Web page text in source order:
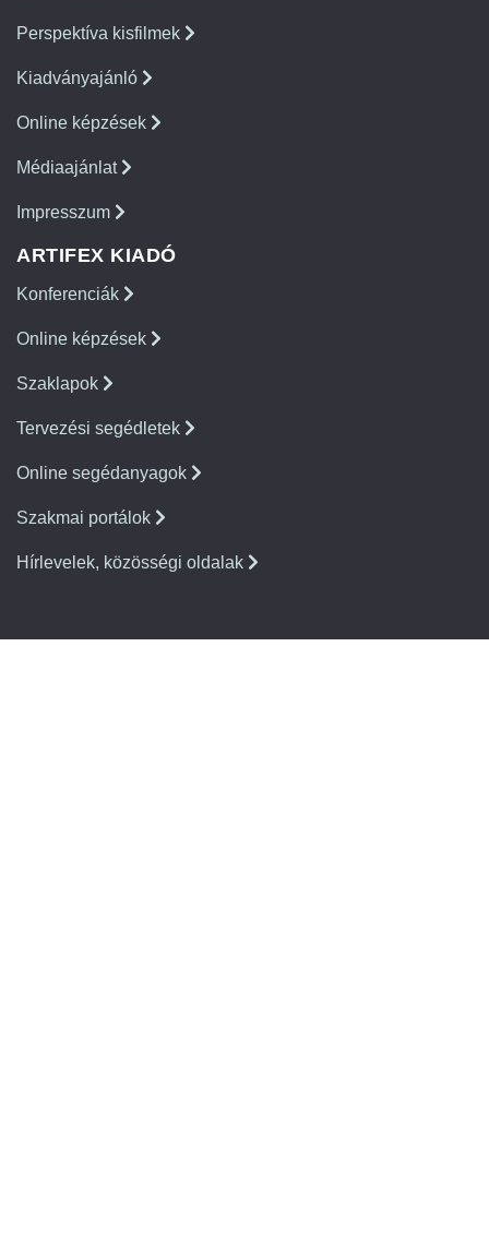
Perspektíva kisfilmek
Kiadványajánló
Online képzések
Médiaajánlat
Impresszum
ARTIFEX KIADÓ
Konferenciák
Online képzések
Szaklapok
Tervezési segédletek
Online segédanyagok
Szakmai portálok
Hírlevelek, közösségi oldalak